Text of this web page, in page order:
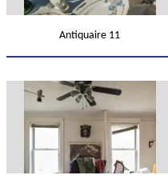
Antiquaire 11